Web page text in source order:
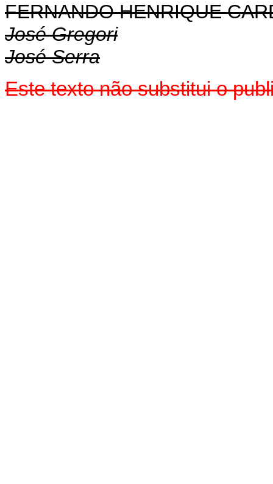
FERNANDO HENRIQUE
José Gregori
José Serra
Este texto não substitui o